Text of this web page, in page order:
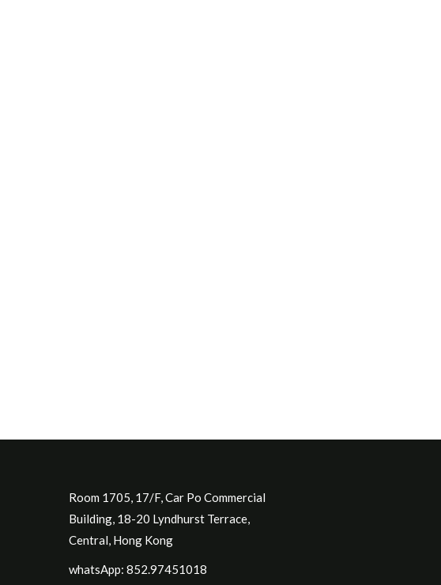
Room 1705, 17/F, Car Po Commercial
Building, 18-20 Lyndhurst Terrace,
Central, Hong Kong
whatsApp: 852.97451018